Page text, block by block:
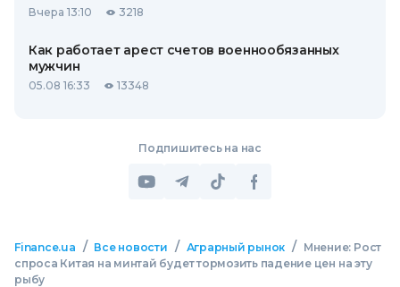
Вчера 13:10 3218
Как работает арест счетов военнообязанных
мужчин
05.08 16:33 13348
Подпишитесь на нас
Finance.ua / Все новости / Аграрный рынок /
Мнение: Рост
спроса Китая на минтай будет тормозить падение цен на эту
рыбу